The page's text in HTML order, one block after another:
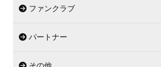
ファンクラブ
パートナー